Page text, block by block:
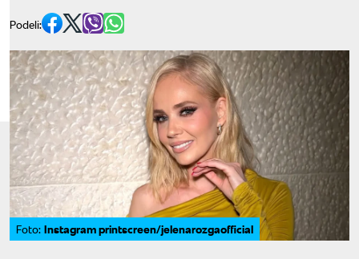
Podeli:
Foto: Instagram printscreen/jelenarozgaofficial